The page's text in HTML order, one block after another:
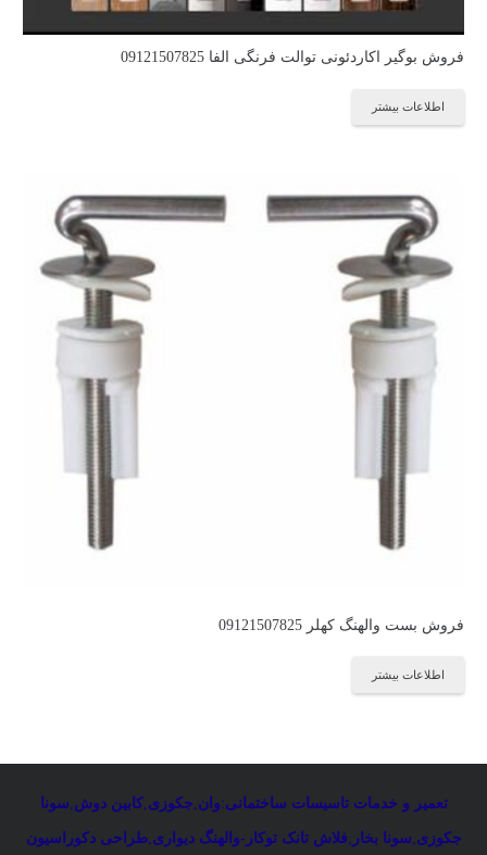
فروش بوگیر اکاردئونی توالت فرنگی الفا 09121507825
اطلاعات بیشتر
فروش بست والهنگ کهلر 09121507825
اطلاعات بیشتر
تعمیر و خدمات تاسیسات ساختمانی:وان,جکوزی,کابین دوش,سونا
جکوزی,سونا بخار ,فلاش تانک توکار-والهنگ دیواری,طراحی دکوراسیون